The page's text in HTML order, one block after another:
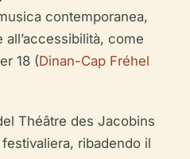
contemporanea,
come
18 (Dinan-Cap Fréhel
Théâtre des Jacobins
ribadendo il